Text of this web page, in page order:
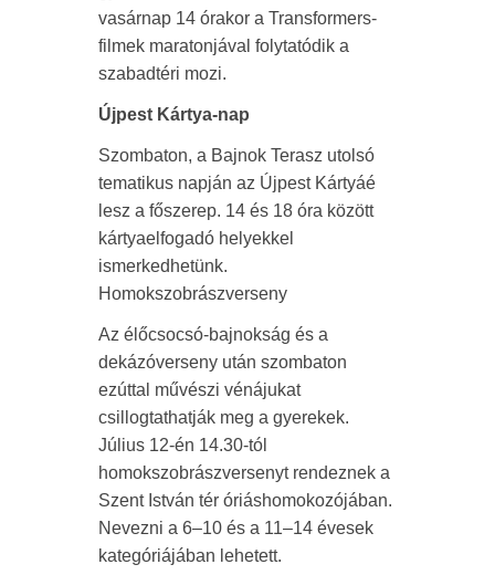
vasárnap 14 órakor a Transformers-
filmek maratonjával folytatódik a
szabadtéri mozi.
Újpest Kártya-nap
Szombaton, a Bajnok Terasz utolsó
tematikus napján az Újpest Kártyáé
lesz a főszerep. 14 és 18 óra között
kártyaelfogadó helyekkel
ismerkedhetünk.
Homokszobrászverseny
Az élőcsocsó-bajnokság és a
dekázóverseny után szombaton
ezúttal művészi vénájukat
csillogtathatják meg a gyerekek.
Július 12-én 14.30-tól
homokszobrászversenyt rendeznek a
Szent István tér óriáshomokozójában.
Nevezni a 6–10 és a 11–14 évesek
kategóriájában lehetett.